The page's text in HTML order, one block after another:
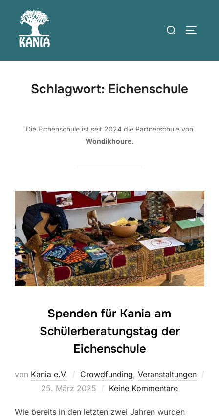
springen
Suchen
Schlagwort: Eichenschule
Die Eichenschule ist seit 2024 die Partnerschule von
Wondikhoure.
Spenden für Kania am
Schülerberatungstag der
Eichenschule
von Kania e.V. Crowdfunding, Veranstaltungen
Veröffentlicht
25. März 2025 Keine Kommentare
Wie bereits in den letzten zwei Jahren wurden